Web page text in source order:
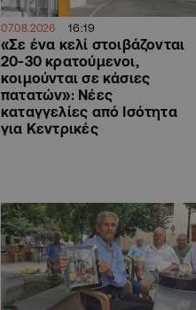
07.08.2026 16:19
«Σε ένα κελί στοιβάζονται
20-30 κρατούμενοι,
κοιμούνται σε κάσιες
πατατών»: Νέες
καταγγελίες από Ισότητα
για Κεντρικές